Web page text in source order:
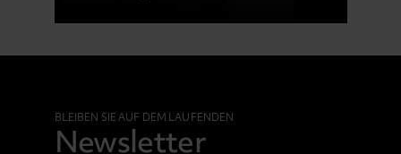
BLEIBEN SIE AUF DEM LAUFENDEN
Newsletter